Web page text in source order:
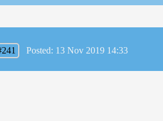
Posted: 13 Nov 2019 14:33